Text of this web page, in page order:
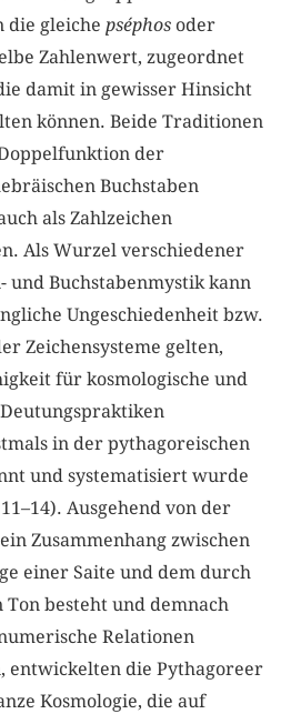
die gleichepséphos oder
Zahlenwert, zugeordnet
damit in gewisser Hinsicht
können. Beide Traditionen
der
Buchstaben
als Zahlzeichen
Als Wurzel verschiedener
und Buchstabenmystik kann
Ungeschiedenheit bzw.
Zeichensysteme gelten,
für kosmologische und
in der pythagoreischen
und systematisiert wurde
Ausgehend von der
Zusammenhang zwischen
einer Saite und dem durch
Ton besteht und demnach
Relationen
entwickelten die Pythagoreer
Kosmologie, die auf